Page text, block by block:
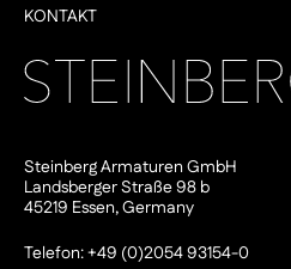
KONTAKT
Steinberg Armaturen GmbH
Landsberger Straße 98 b
45219 Essen, Germany
Telefon: +49 (0)2054 93154-0